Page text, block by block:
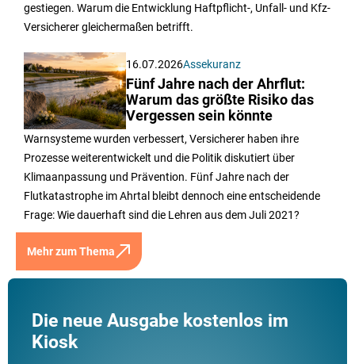
gestiegen. Warum die Entwicklung Haftpflicht-, Unfall- und Kfz-
Versicherer gleichermaßen betrifft.
16.07.2026Assekuranz
Fünf Jahre nach der Ahrflut:
Warum das größte Risiko das
Vergessen sein könnte
Warnsysteme wurden verbessert, Versicherer haben ihre
Prozesse weiterentwickelt und die Politik diskutiert über
Klimaanpassung und Prävention. Fünf Jahre nach der
Flutkatastrophe im Ahrtal bleibt dennoch eine entscheidende
Frage: Wie dauerhaft sind die Lehren aus dem Juli 2021?
Mehr zum Thema
Die neue Ausgabe kostenlos im
Kiosk